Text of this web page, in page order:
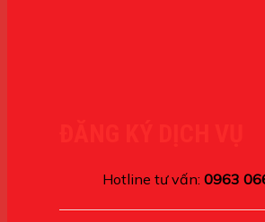
Hotline tư vấn: 0963